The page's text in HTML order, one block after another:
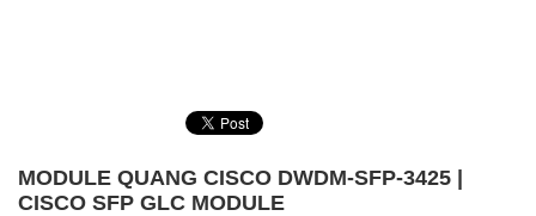
MODULE QUANG CISCO DWDM-SFP-3425 |
CISCO SFP GLC MODULE